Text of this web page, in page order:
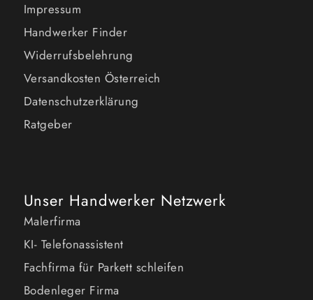
Impressum
Handwerker Finder
Widerrufsbelehrung
Versandkosten Österreich
Datenschutzerklärung
Ratgeber
Unser Handwerker Netzwerk
Malerfirma
KI- Telefonassistent
Fachfirma für Parkett schleifen
Bodenleger Firma